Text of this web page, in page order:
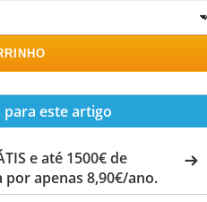
este artigo
e até 1500€ de
por apenas 8,90€/ano.